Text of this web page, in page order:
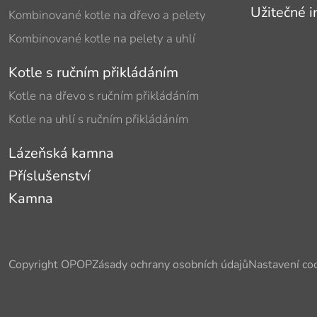
Kombinované kotle na dřevo a pelety
Kombinované kotle na pelety a uhlí
Kotle s ručním přikládáním
Kotle na dřevo s ručním přikládáním
Kotle na uhlí s ručním přikládáním
Lázeňská kamna
Příslušenství
Kamna
Užitečné
Copyright OPOPZásady ochrany osobních údajůNastavení